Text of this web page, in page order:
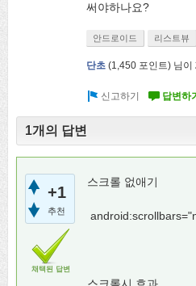
써야하나요?
안드로이드 리스트뷰
단초 (1,450 포인트) 님이
1개의 답변
+1
추천
채택된 답변
스크롤 없애기
스크롤시 효과